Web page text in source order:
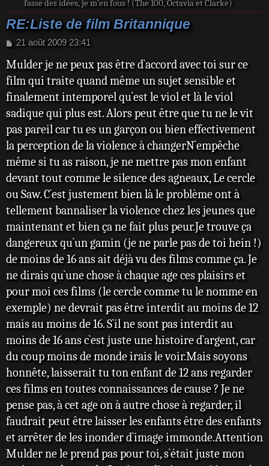
fasse des idées, je m’en fous ! (The 100, Octavia et Clarke)
RE:Liste de film Britannique
M
s
s
a
g
21 août 2009 23:41
Mulder je ne peux pas être d`accord avec toi sur ce
film qui traite quand même un sujet sensible et
finalement intemporel qu`est le viol et là le viol
sadique qui plus est. Alors peut être que tu ne le vit
pas pareil car tu es un garçon ou bien effectivement
la perception de la violence à changerN`empêche
même si tu as raison, je ne mettre pas mon enfant
devant tout comme le silence des agneaux, Le cercle
ou Saw. C`est justement bien là le problème ont à
tellement bannaliser la violence chez les jeunes que
maintenant et bien ça ne fait plus peur.Je trouve ça
dangereux qu`un gamin (je ne parle pas de toi hein !)
de moins de 16 ans ait déjà vu des films comme ça. Je
ne dirais qu`une chose à chaque age ces plaisirs et
pour moi ces films (le cercle comme tu le nomme en
exemple) ne devrait pas être interdit au moins de 12
mais au moins de 16. S`il ne sont pas interdit au
moins de 16 ans c`est juste une histoire d`argent, car
du coup moins de monde irais le voir.Mais soyons
honnête, laisserait tu ton enfant de 12 ans regarder
ces films en toutes connaissances de cause ? Je ne
pense pas, à cet age on à autre chose à regarder, il
faudrait peut être laisser les enfants être des enfants
et arrêter de les inonder d`image immonde.Attention
Mulder ne le prend pas pour toi, s`était juste mon